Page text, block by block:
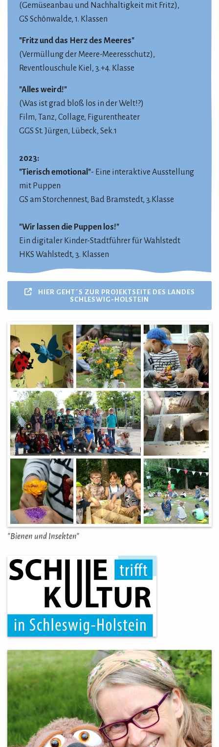
(Gemüseanbau und Nachhaltigkeit mit Fritz),
GS Schönwalde, 1. Klassen
"Fritz und das Herz des Meeres"
(Vermüllung der Meere-Meeresschutz),
Reventlouschule Kiel, 3.+4. Klasse
"Alles weird!"
(Was ist grad bloß los in der Welt!?)
Film, Tanz, Collage, Figurentheater
GGS St. Jürgen, Lübeck, Sek.1
2023:
"Tierisch emotional"- Eine interaktive Ausstellung
mit Puppen
GS am Storchennest, Bad Bramstedt, 3.Klasse
"Wir lassen die Puppen los!"
Ein digitaler Kinder-Stadtführer für Wahlstedt
HKS Wahlstedt, 3. Klassen
HIER GEHT´S ZUR PROJEKTSEITE DES LANDES
SCHLESWIG-HOLSTEIN
"Bienen und Insekten"